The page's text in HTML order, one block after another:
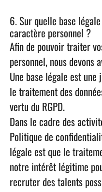
6. Sur quelle base
caractère personnel ?
Afin de pouvoir traiter
personnel, nous devons
Une base légale est
le traitement des
vertu du RGPD.
Dans le cadre des
Politique de
légale est que le
notre intérêt légitime
recruter des talents